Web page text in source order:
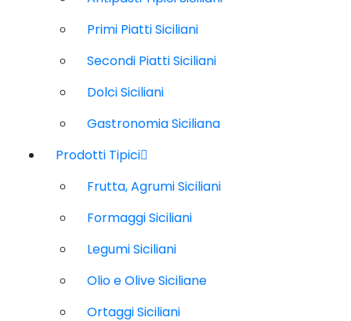
Primi Piatti Siciliani
Secondi Piatti Siciliani
Dolci Siciliani
Gastronomia Siciliana
Prodotti Tipici
Frutta, Agrumi Siciliani
Formaggi Siciliani
Legumi Siciliani
Olio e Olive Siciliane
Ortaggi Siciliani